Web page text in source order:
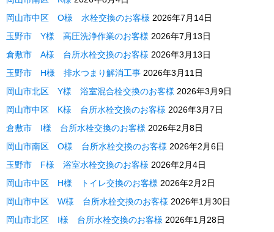
岡山市中区 O様 水栓交換のお客様 2026年7月14日
玉野市 Y様 高圧洗浄作業のお客様 2026年7月13日
倉敷市 A様 台所水栓交換のお客様 2026年3月13日
玉野市 H様 排水つまり解消工事 2026年3月11日
岡山市北区 Y様 浴室混合栓交換のお客様 2026年3月9日
岡山市中区 K様 台所水栓交換のお客様 2026年3月7日
倉敷市 I様 台所水栓交換のお客様 2026年2月8日
岡山市南区 O様 台所水栓交換のお客様 2026年2月6日
玉野市 F様 浴室水栓交換のお客様 2026年2月4日
岡山市中区 H様 トイレ交換のお客様 2026年2月2日
岡山市中区 W様 台所水栓交換のお客様 2026年1月30日
岡山市北区 I様 台所水栓交換のお客様 2026年1月28日